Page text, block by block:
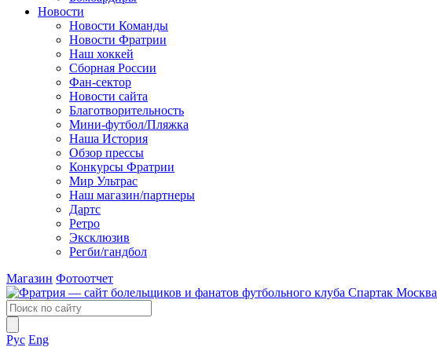
Новости
Новости Команды
Новости Фратрии
Наш хоккей
Сборная России
Фан-cектор
Новости сайта
Благотворительность
Мини-футбол/Пляжка
Наша История
Обзор прессы
Конкурсы Фратрии
Мир Ультрас
Наш магазин/партнеры
Дартс
Ретро
Эксклюзив
Регби/гандбол
Магазин Фотоотчет
Рус Eng